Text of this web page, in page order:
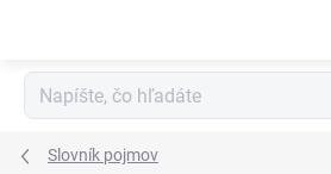
Slovník pojmov